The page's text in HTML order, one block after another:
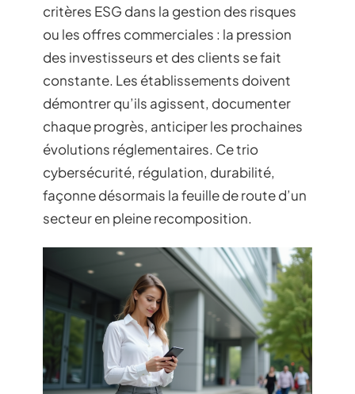
critères ESG dans la gestion des risques
ou les offres commerciales : la pression
des investisseurs et des clients se fait
constante. Les établissements doivent
démontrer qu’ils agissent, documenter
chaque progrès, anticiper les prochaines
évolutions réglementaires. Ce trio
cybersécurité, régulation, durabilité,
façonne désormais la feuille de route d’un
secteur en pleine recomposition.